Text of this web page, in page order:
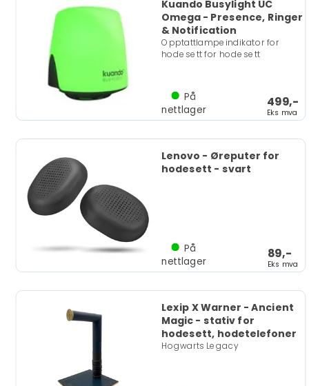
Kuando Busylight UC
Omega - Presence, Ringer
& Notification
Opptattlampeindikator for
hodesett for hodesett
499,-
Eks mva
På
nettlager
Lenovo - Øreputer for
hodesett - svart
89,-
Eks mva
På
nettlager
Lexip X Warner - Ancient
Magic - stativ for
hodesett, hodetelefoner
Hogwarts Legacy